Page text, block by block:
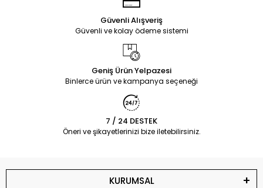
Güvenli Alışveriş
Güvenli ve kolay ödeme sistemi
Geniş Ürün Yelpazesi
Binlerce ürün ve kampanya seçeneği
7 / 24 DESTEK
Öneri ve şikayetlerinizi bize iletebilirsiniz.
KURUMSAL